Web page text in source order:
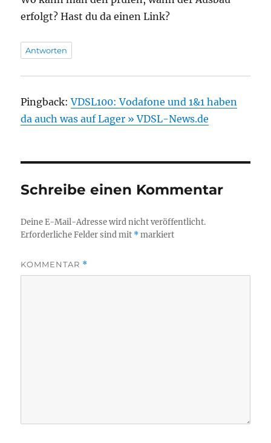
erfolgt? Hast du da einen Link?
Antworten
Pingback:VDSL100: Vodafone und 1&1 haben
da auch was auf Lager » VDSL-News.de
Schreibe einen Kommentar
Deine E-Mail-Adresse wird nicht veröffentlicht.
Erforderliche Felder sind mit *markiert
KOMMENTAR *